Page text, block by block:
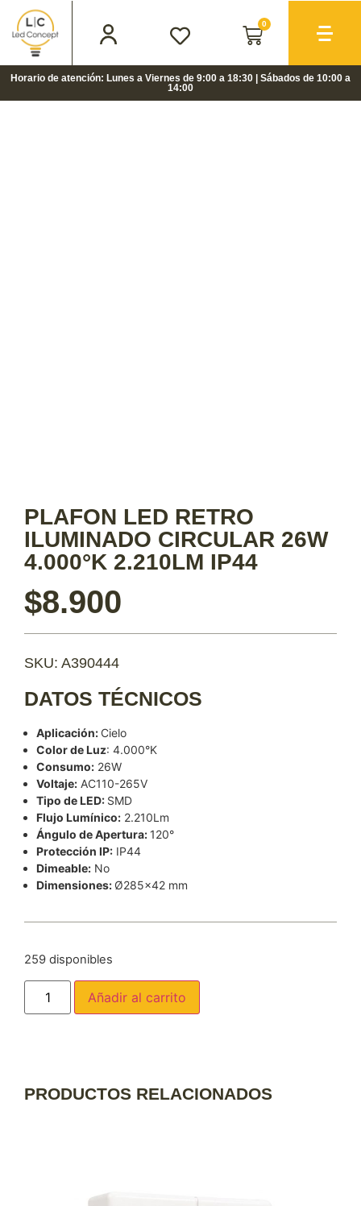
0
Horario de atención: Lunes a Viernes de 9:00 a 18:30 | Sábados de 10:00 a
14:00
PLAFON LED RETRO
ILUMINADO CIRCULAR 26W
4.000°K 2.210LM IP44
$8.900
SKU: A390444
DATOS TÉCNICOS
Aplicación: Cielo
Color de Luz: 4.000°K
Consumo: 26W
Voltaje: AC110-265V
Tipo de LED: SMD
Flujo Lumínico: 2.210Lm
Ángulo de Apertura: 120°
Protección IP: IP44
Dimeable: No
Dimensiones: Ø285×42 mm
259 disponibles
Añadir al carrito
PRODUCTOS RELACIONADOS